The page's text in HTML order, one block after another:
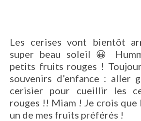
Les cerises vont bientôt arrivées avec ce
super beau soleil 😀
petits fruits rouges !
souvenirs d’enfance : aller
cerisier pour cueillir les
rouges !! Miam ! Je crois que
un de mes fruits préférés !